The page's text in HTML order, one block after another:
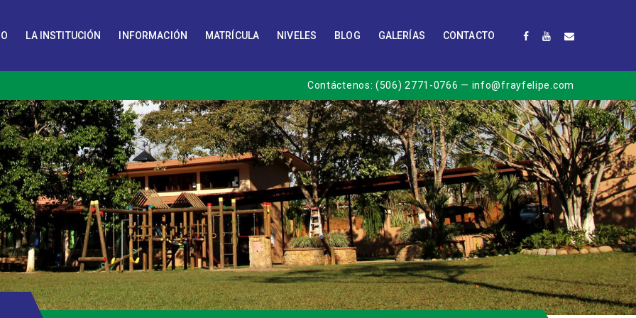
LA INSTITUCIÓN INFORMACIÓN MATRÍCULA NIVELES BLOG GALERÍAS CONTACTO
Contáctenos:(506) 2771-0766 — info@frayfelipe.com